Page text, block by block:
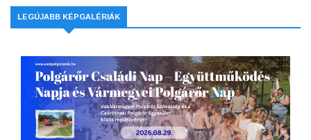
LEGÚJABB KÉPGALÉRIÁK